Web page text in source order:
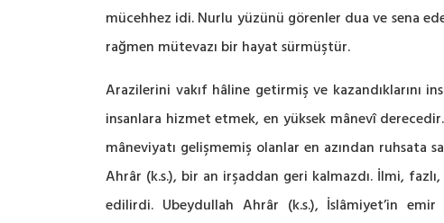
mücehhez idi. Nurlu yüzünü görenler dua ve sena
rağmen mütevazı bir hayat sürmüştür.
Arazilerini vakıf hâline getirmiş ve kazandıklarını
insanlara hizmet etmek, en yüksek mânevî
mâneviyatı gelişmemiş olanlar en azından ruhsata
Ahrâr (k.s.), bir an irşaddan geri kalmazdı. İlmi,
edilirdi. Ubeydullah Ahrâr (k.s.), İslâmiyet’in